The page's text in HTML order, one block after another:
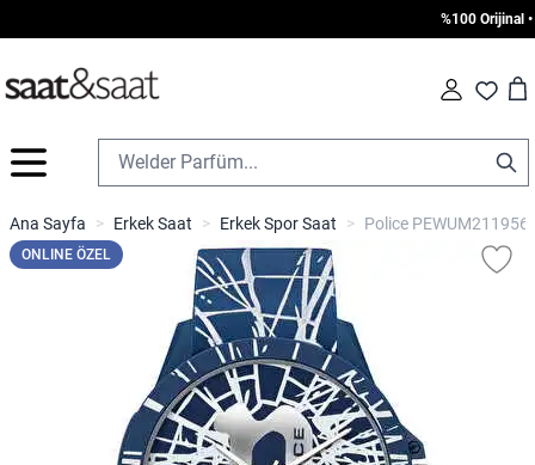
%100 Orijinal •
Fav Cart
İçeriğe geç
Ana Sayfa > Erkek Saat > Erkek Spor Saat > Police
ONLINE ÖZEL